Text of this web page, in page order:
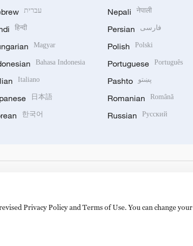
עברית
हिन्दी
Magyar
Bahasa Indonesia
Italiano
日本語
한국어
Nepali नेपाली
Persian فارسی
Polish Polski
Portuguese Português
Pashto پښتو
Romanian Română
Russian Русский
Privacy Policy and Terms of Use. You can change your